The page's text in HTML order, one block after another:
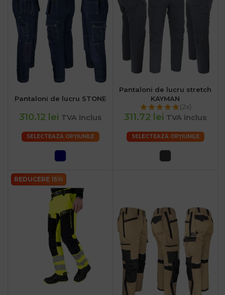
Pantaloni de lucru STONE
310.12 lei TVA inclus
SELECTEAZĂ OPȚIUNILE
Pantaloni de lucru stretch
KAYMAN
(2x)
311.72 lei TVA inclus
SELECTEAZĂ OPȚIUNILE
REDUCERE 15%